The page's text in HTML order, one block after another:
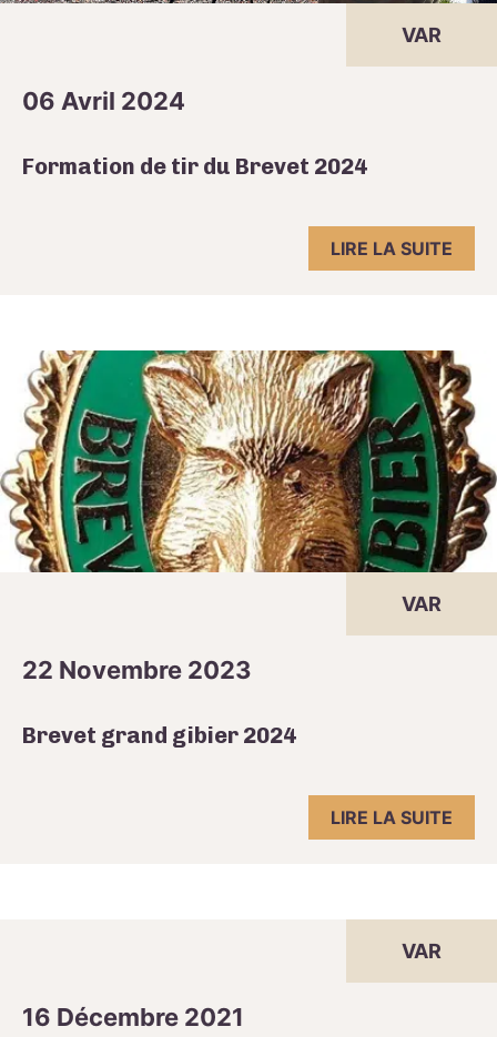
VAR
06 Avril 2024
Formation de tir du Brevet 2024
LIRE LA SUITE
VAR
22 Novembre 2023
Brevet grand gibier 2024
LIRE LA SUITE
VAR
16 Décembre 2021